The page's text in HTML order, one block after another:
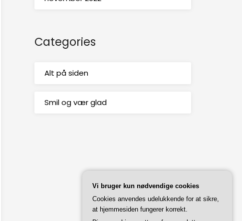
Categories
Alt på siden
Smil og vær glad
Vi bruger kun nødvendige cookies
Cookies anvendes udelukkende for at sikre,
at hjemmesiden fungerer korrekt.